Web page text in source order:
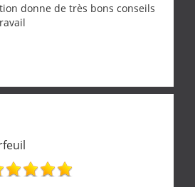
donne de très bons conseils